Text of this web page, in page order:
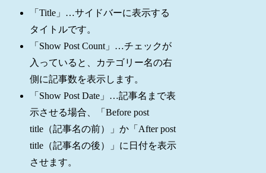
「Title」…サイドバーに表示する
タイトルです。
「Show Post Count」…チェックが
入っていると、カテゴリー名の右
側に記事数を表示します。
「Show Post Date」…記事名まで表
示させる場合、「Before post
title（記事名の前）」か「After post
title（記事名の後）」に日付を表示
させます。